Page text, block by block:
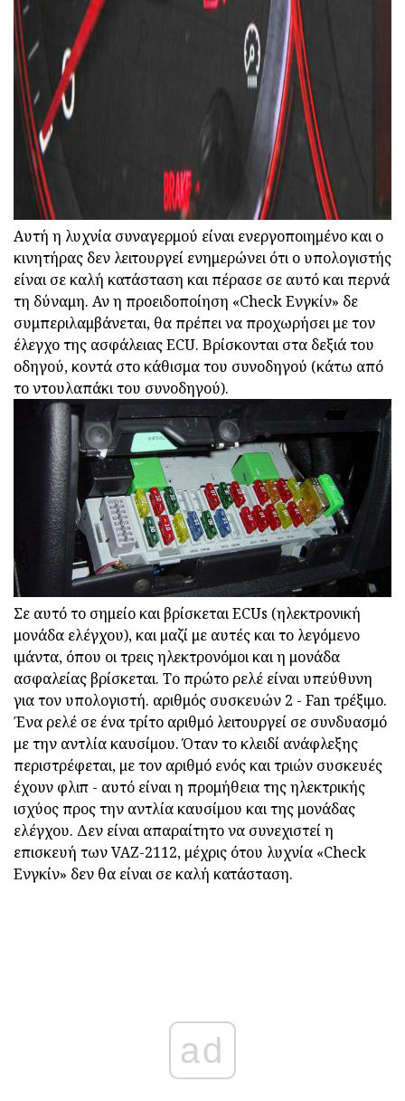
Αυτή η λυχνία συναγερμού είναι ενεργοποιημένο και ο
κινητήρας δεν λειτουργεί ενημερώνει ότι ο υπολογιστής
είναι σε καλή κατάσταση και πέρασε σε αυτό και περνά
τη δύναμη. Αν η προειδοποίηση «Check Ενγκίν» δε
συμπεριλαμβάνεται, θα πρέπει να προχωρήσει με τον
έλεγχο της ασφάλειας ECU. Βρίσκονται στα δεξιά του
οδηγού, κοντά στο κάθισμα του συνοδηγού (κάτω από
το ντουλαπάκι του συνοδηγού).
Σε αυτό το σημείο και βρίσκεται ECUs (ηλεκτρονική
μονάδα ελέγχου), και μαζί με αυτές και το λεγόμενο
ιμάντα, όπου οι τρεις ηλεκτρονόμοι και η μονάδα
ασφαλείας βρίσκεται. Το πρώτο ρελέ είναι υπεύθυνη
για τον υπολογιστή. αριθμός συσκευών 2 - Fan τρέξιμο.
Ένα ρελέ σε ένα τρίτο αριθμό λειτουργεί σε συνδυασμό
με την αντλία καυσίμου. Όταν το κλειδί ανάφλεξης
περιστρέφεται, με τον αριθμό ενός και τριών συσκευές
έχουν φλιπ - αυτό είναι η προμήθεια της ηλεκτρικής
ισχύος προς την αντλία καυσίμου και της μονάδας
ελέγχου. Δεν είναι απαραίτητο να συνεχιστεί η
επισκευή των VAZ-2112, μέχρις ότου λυχνία «Check
Ενγκίν» δεν θα είναι σε καλή κατάσταση.
ad